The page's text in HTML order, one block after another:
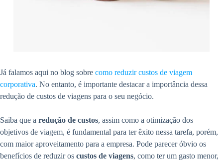
Já falamos aqui no blog sobre como reduzir custos de viagem
corporativa. No entanto, é importante destacar a importância dessa
redução de custos de viagens para o seu negócio.
Saiba que a redução de custos, assim como a otimização dos
objetivos de viagem, é fundamental para ter êxito nessa tarefa, porém,
com maior aproveitamento para a empresa. Pode parecer óbvio os
benefícios de reduzir os custos de viagens, como ter um gasto menor,